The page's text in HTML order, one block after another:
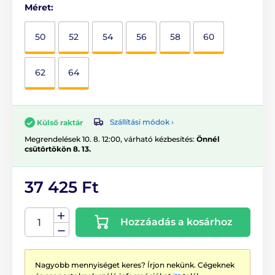
Méret:
50 52 54 56 58 60
62 64
Külső raktár
Szállítási módok ›
Megrendelések 10. 8. 12:00, várható kézbesítés: Önnél
csütörtökön 8. 13.
37 425 Ft
Hozzáadás a kosárhoz
Nagyobb mennyiséget keres? Írjon nekünk. Cégeknek